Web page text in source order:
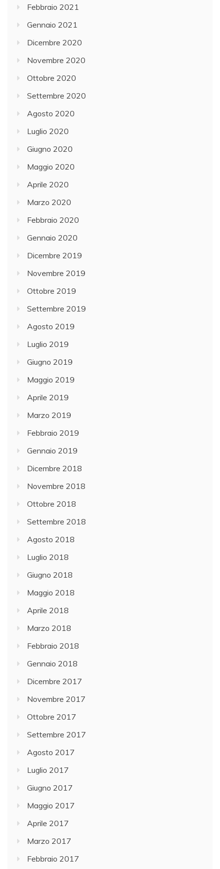
Febbraio 2021
Gennaio 2021
Dicembre 2020
Novembre 2020
Ottobre 2020
Settembre 2020
Agosto 2020
Luglio 2020
Giugno 2020
Maggio 2020
Aprile 2020
Marzo 2020
Febbraio 2020
Gennaio 2020
Dicembre 2019
Novembre 2019
Ottobre 2019
Settembre 2019
Agosto 2019
Luglio 2019
Giugno 2019
Maggio 2019
Aprile 2019
Marzo 2019
Febbraio 2019
Gennaio 2019
Dicembre 2018
Novembre 2018
Ottobre 2018
Settembre 2018
Agosto 2018
Luglio 2018
Giugno 2018
Maggio 2018
Aprile 2018
Marzo 2018
Febbraio 2018
Gennaio 2018
Dicembre 2017
Novembre 2017
Ottobre 2017
Settembre 2017
Agosto 2017
Luglio 2017
Giugno 2017
Maggio 2017
Aprile 2017
Marzo 2017
Febbraio 2017